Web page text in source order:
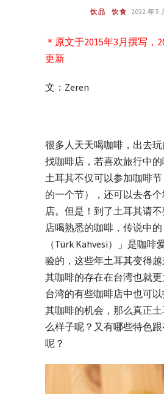
饮品 饮食 2022 年 5
＊原文于2015年3月撰写，
更新
文：Zeren
很多人天天喝咖啡，出去
找咖啡店，若喜欢旅行中
土耳其不仅可以参加咖啡
的一个节），还可以去各
店。但是！到了土耳其请
店喝熟悉的咖啡，传说中
（Türk Kahvesi）」是咖啡
验的，这些年土耳其变得
其咖啡的存在在台湾也就
台湾的有些咖啡店中也可
其咖啡的机会，那么真正
么样子呢？又有哪些特色
呢？